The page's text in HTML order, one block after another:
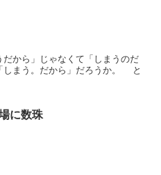
から」じゃなくて「しまうのだ
まう。だから」だろうか。 と
に数珠